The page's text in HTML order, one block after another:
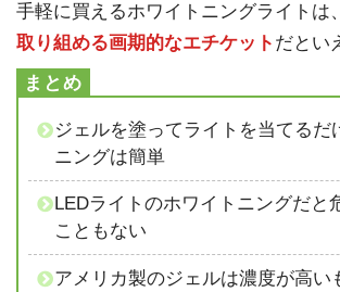
手軽に買えるホワイトニングライトは、
取り組める画期的なエチケット だとい
ジェルを塗ってライトを当てるだ
ニングは簡単
LEDライトのホワイトニングだと
こともない
アメリカ製のジェルは濃度が高い